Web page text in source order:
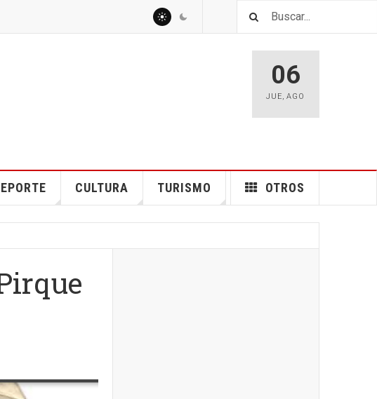
06
JUE,AGO
CULTURA TURISMO OTROS